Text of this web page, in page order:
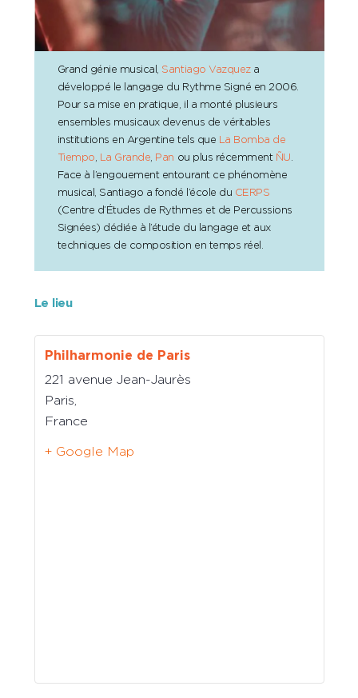
Grand génie musical, Santiago Vazqueza
développé le langage du Rythme Signé en 2006.
Pour sa mise en pratique, il a monté plusieurs
ensembles musicaux devenus de véritables
institutions en Argentine tels que La Bomba de
Tiempo, La Grande, Pan ou plus récemment ÑU.
Face à l’engouement entourant ce phénomène
musical, Santiago a fondé l’école du CERPS
(Centre d’Études de Rythmes et de Percussions
Signées) dédiée à l’étude du langage et aux
techniques de composition en temps réel.
Le lieu
Philharmonie de Paris
221 avenue Jean-Jaurès
Paris
France
+ Google Map